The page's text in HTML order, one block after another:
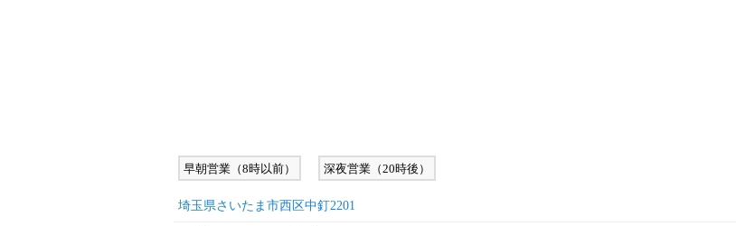
早朝営業（8時以前） 深夜営業（20時後）
埼玉県さいたま市西区中釘2201